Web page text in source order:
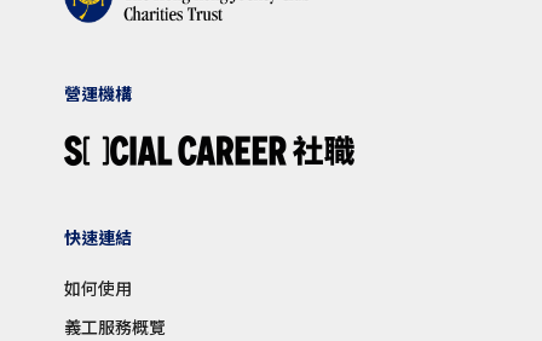
營運機構
快速連結
如何使用
義工服務概覽